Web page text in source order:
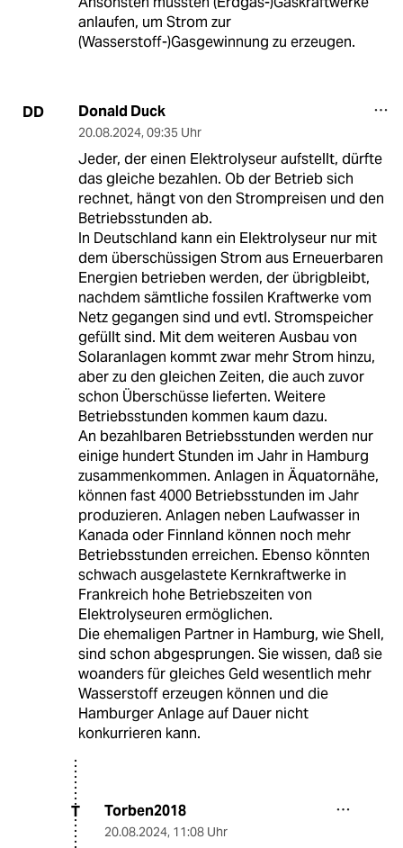
anlaufen, um Strom zur
(Wasserstoff-)Gasgewinnung zu erzeugen.
DD Donald Duck
20.08.2024, 09:35 Uhr
Jeder, der einen Elektrolyseur aufstellt, dürfte
das gleiche bezahlen. Ob der Betrieb sich
rechnet, hängt von den Strompreisen und den
Betriebsstunden ab.
In Deutschland kann ein Elektrolyseur nur mit
dem überschüssigen Strom aus Erneuerbaren
Energien betrieben werden, der übrigbleibt,
nachdem sämtliche fossilen Kraftwerke vom
Netz gegangen sind und evtl. Stromspeicher
gefüllt sind. Mit dem weiteren Ausbau von
Solaranlagen kommt zwar mehr Strom hinzu,
aber zu den gleichen Zeiten, die auch zuvor
schon Überschüsse lieferten. Weitere
Betriebsstunden kommen kaum dazu.
An bezahlbaren Betriebsstunden werden nur
einige hundert Stunden im Jahr in Hamburg
zusammenkommen. Anlagen in Äquatornähe,
können fast 4000 Betriebsstunden im Jahr
produzieren. Anlagen neben Laufwasser in
Kanada oder Finnland können noch mehr
Betriebsstunden erreichen. Ebenso könnten
schwach ausgelastete Kernkraftwerke in
Frankreich hohe Betriebszeiten von
Elektrolyseuren ermöglichen.
Die ehemaligen Partner in Hamburg, wie Shell,
sind schon abgesprungen. Sie wissen, daß sie
woanders für gleiches Geld wesentlich mehr
Wasserstoff erzeugen können und die
Hamburger Anlage auf Dauer nicht
konkurrieren kann.
T Torben2018
20.08.2024, 11:08 Uhr